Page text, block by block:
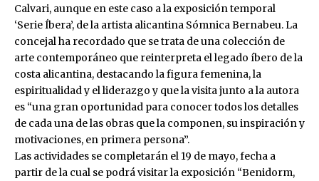
Calvari, aunque en este caso a la exposición temporal
‘Serie Íbera’, de la artista alicantina Sómnica Bernabeu. La
concejal ha recordado que se trata de una colección de
arte contemporáneo que reinterpreta el legado íbero de la
costa alicantina, destacando la figura femenina, la
espiritualidad y el liderazgo y que la visita junto a la autora
es “una gran oportunidad para conocer todos los detalles
de cada una de las obras que la componen, su inspiración y
motivaciones, en primera persona”.
Las actividades se completarán el 19 de mayo, fecha a
partir de la cual se podrá visitar la exposición “Benidorm,